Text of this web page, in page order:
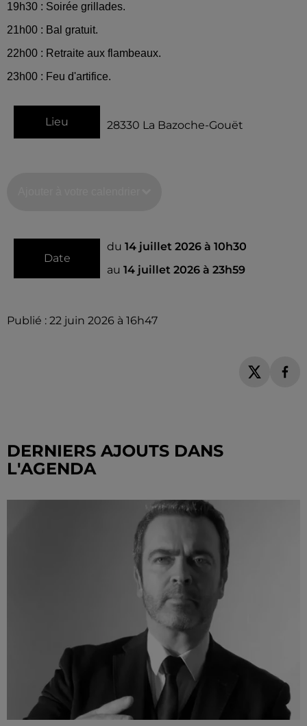
19h30 : Soirée grillades.
21h00 : Bal gratuit.
22h00 : Retraite aux flambeaux.
23h00 : Feu d'artifice.
Lieu 28330 La Bazoche-Gouët
Date
du 14 juillet 2026 à 10h30
au 14 juillet 2026 à 23h59
Publié : 22 juin 2026 à 16h47
DERNIERS AJOUTS DANS
L'AGENDA